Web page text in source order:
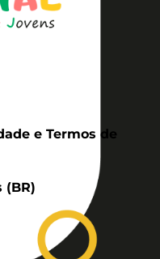
e Termos de
(BR)